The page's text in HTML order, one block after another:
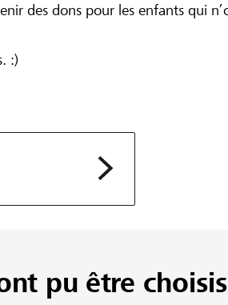
des dons pour les enfants qui
:)
pu être choisis